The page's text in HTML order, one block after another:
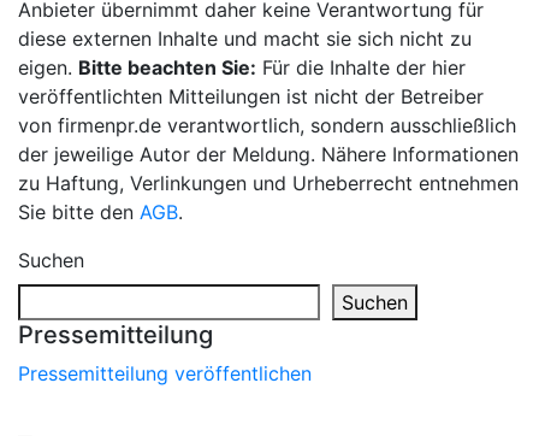
Anbieter übernimmt daher keine Verantwortung für
diese externen Inhalte und macht sie sich nicht zu
eigen. Bitte beachten Sie: Für die Inhalte der hier
veröffentlichten Mitteilungen ist nicht der Betreiber
von firmenpr.de verantwortlich, sondern ausschließlich
der jeweilige Autor der Meldung. Nähere Informationen
zu Haftung, Verlinkungen und Urheberrecht entnehmen
Sie bitte den AGB.
Suchen
Suchen
Pressemitteilung
Pressemitteilung veröffentlichen